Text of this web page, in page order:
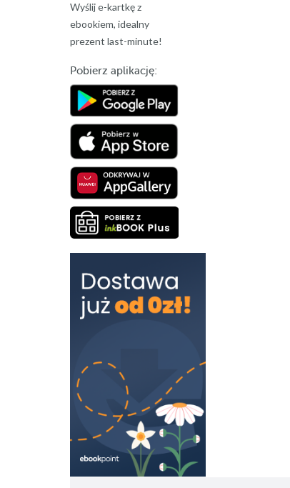
Wyślij e-kartkę z
ebookiem, idealny
prezent last-minute!
Pobierz aplikację: